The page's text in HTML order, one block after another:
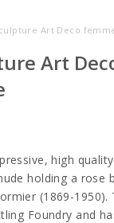
Art Deco
Art
high
holding a rose
(1869-1950).
Foundry and